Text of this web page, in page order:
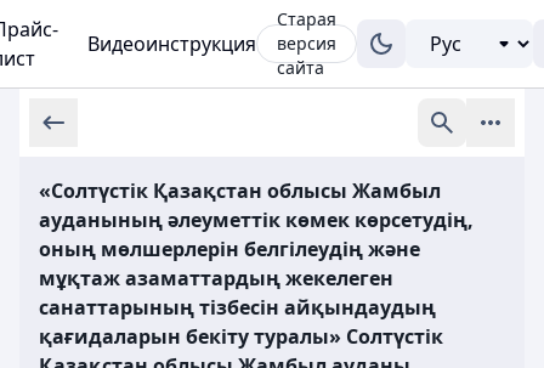
Видеоинструкция
Старая
версия
сайта
«Солтүстік Қазақстан облысы Жамбыл
ауданының әлеуметтік көмек көрсетудің,
оның мөлшерлерін белгілеудің және
мұқтаж азаматтардың жекелеген
санаттарының тізбесін айқындаудың
қағидаларын бекіту туралы» Солтүстік